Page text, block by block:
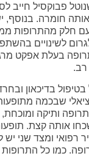
פבוקסיל חייב
חומרה. בנוסף,
חלק מהתרופות
לגרום לשינויים
בעלת אפקט
בדיכאון
שבכמה
ותיקה
אותה קצת. תופעות
רפואי ומצד שני יש